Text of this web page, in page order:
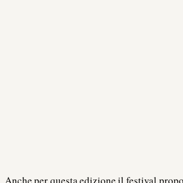
Anche per questa edizione il festival